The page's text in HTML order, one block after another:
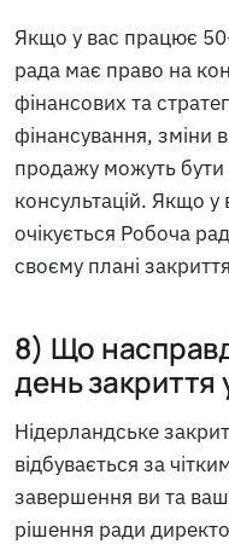
Якщо у вас працює
рада має право на
фінансових та
фінансування, зміни
продажу можуть
консультацій. Якщо
очікується Робоча
своєму плані
8) Що
день закриття
Нідерландське
відбувається за
завершення ви та
рішення ради